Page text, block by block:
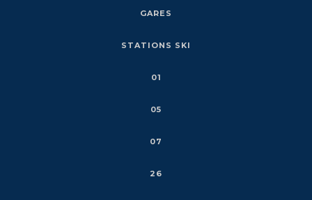
GARES
STATIONS SKI
01
05
07
26